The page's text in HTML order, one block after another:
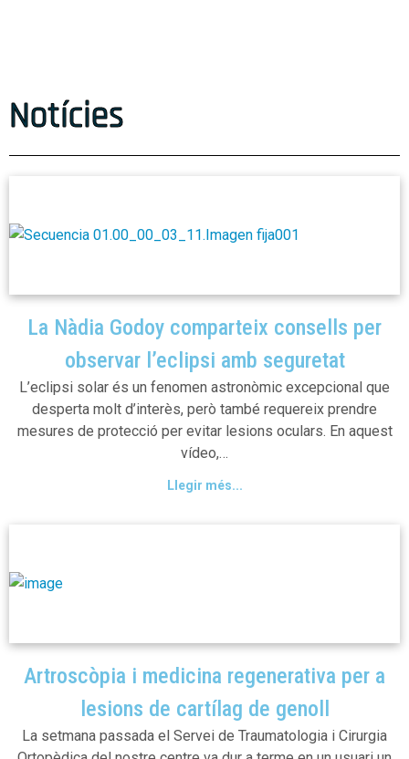
Notícies
La Nàdia Godoy comparteix consells per
observar l’eclipsi amb seguretat
L’eclipsi solar és un fenomen astronòmic excepcional que
desperta molt d’interès, però també requereix prendre
mesures de protecció per evitar lesions oculars. En aquest
vídeo,…
Llegir més...
Artroscòpia i medicina regenerativa per a
lesions de cartílag de genoll
La setmana passada el Servei de Traumatologia i Cirurgia